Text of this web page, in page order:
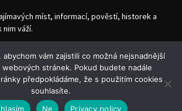
míst, informací, pověstí, historek a
váží.
abychom vám zajistili co možná nejsnadnější
webových stránek. Pokud budete nadále
předpokládáme, že s použitím cookies
souhlasíte.
Ne Privacy policy